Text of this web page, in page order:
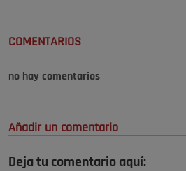
COMENTARIOS
no hay comentarios
Añadir un comentario
Deja tu comentario aquí: